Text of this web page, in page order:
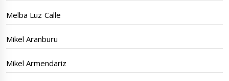
Melba Luz Calle
Mikel Aranburu
Mikel Armendariz